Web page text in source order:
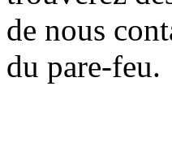
de nous
du pare-feu.